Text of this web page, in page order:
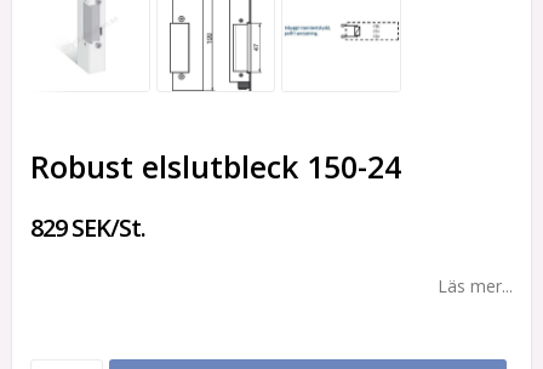
Robust elslutbleck 150-24
829 SEK/St.
Läs mer...